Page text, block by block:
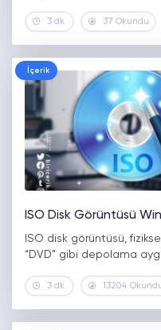
3 dk. 37 Okundu
İçerik
ISO Disk Görüntüsü
ISO disk görüntüsü,
“DVD” gibi depolama
3 dk. 13204